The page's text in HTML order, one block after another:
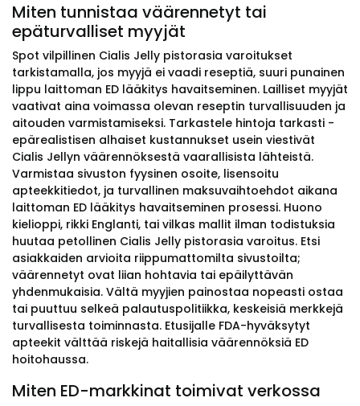
Miten tunnistaa väärennetyt tai
epäturvalliset myyjät
Spot vilpillinen Cialis Jelly pistorasia varoitukset
tarkistamalla, jos myyjä ei vaadi reseptiä, suuri punainen
lippu laittoman ED lääkitys havaitseminen. Lailliset myyjät
vaativat aina voimassa olevan reseptin turvallisuuden ja
aitouden varmistamiseksi. Tarkastele hintoja tarkasti -
epärealistisen alhaiset kustannukset usein viestivät
Cialis Jellyn väärennöksestä vaarallisista lähteistä.
Varmistaa sivuston fyysinen osoite, lisensoitu
apteekkitiedot, ja turvallinen maksuvaihtoehdot aikana
laittoman ED lääkitys havaitseminen prosessi. Huono
kielioppi, rikki Englanti, tai vilkas mallit ilman todistuksia
huutaa petollinen Cialis Jelly pistorasia varoitus. Etsi
asiakkaiden arvioita riippumattomilta sivustoilta;
väärennetyt ovat liian hohtavia tai epäilyttävän
yhdenmukaisia. Vältä myyjien painostaa nopeasti ostaa
tai puuttuu selkeä palautuspolitiikka, keskeisiä merkkejä
turvallisesta toiminnasta. Etusijalle FDA-hyväksytyt
apteekit välttää riskejä haitallisia väärennöksiä ED
hoitohaussa.
Miten ED-markkinat toimivat verkossa